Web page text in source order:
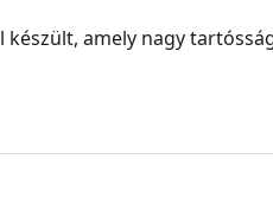
amely nagy